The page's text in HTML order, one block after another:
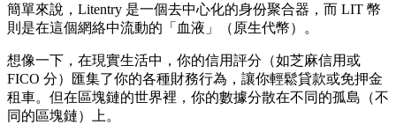
簡單來說， Litentry 是一個去中心化的身份聚合器 ，而 LIT 幣
則是在這個網絡中流動的「血液」（原生代幣）。
想像一下，在現實生活中，你的信用評分（如芝麻信用或
FICO 分）匯集了你的各種財務行為，讓你輕鬆貸款或免押金
租車。但在區塊鏈的世界裡，你的數據分散在不同的孤島（不
同的區塊鏈）上。